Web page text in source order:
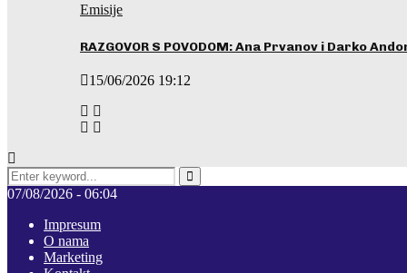
Emisije
RAZGOVOR S POVODOM: Ana Prvanov i Darko
15/06/2026 19:12
Search
for:
Pretraga
07/08/2026 - 06:04
Impresum
O nama
Marketing